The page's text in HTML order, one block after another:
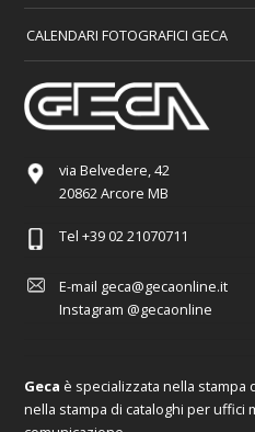
CALENDARI FOTOGRAFICI GECA
via Belvedere, 42
20862 Arcore MB
Tel +39 02 21070711
E-mail geca@gecaonline.it
Instagram @gecaonline
Geca è specializzata nella
nella stampa di cataloghi per uffici